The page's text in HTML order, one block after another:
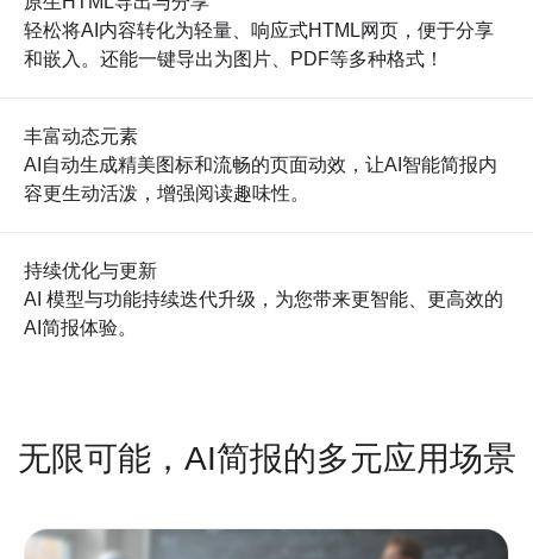
轻松将AI内容转化为轻量、响应式HTML网页，便于分享
和嵌入。还能一键导出为图片、PDF等多种格式！
丰富动态元素
AI自动生成精美图标和流畅的页面动效，让AI智能简报内
容更生动活泼，增强阅读趣味性。
持续优化与更新
AI 模型与功能持续迭代升级，为您带来更智能、更高效的
AI简报体验。
无限可能，AI简报的多元应用场景